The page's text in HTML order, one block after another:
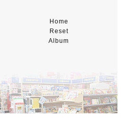
Home
Reset
Album